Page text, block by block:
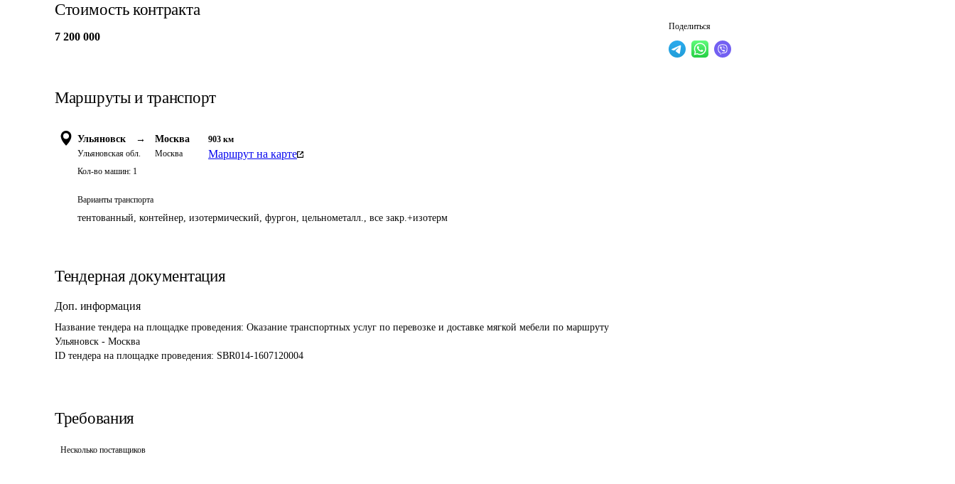
Поделиться
Стоимость контракта
7 200 000
Маршруты и транспорт
Ульяновск →
Ульяновская обл.
Москва
Москва
903 км
Маршрут на карте
Кол-во машин: 1
Варианты транспорта
тентованный, контейнер, изотермический, фургон, цельнометалл., все закр.+изотерм
Тендерная документация
Доп. информация
Название тендера на площадке проведения: Оказание транспортных услуг по перевозке и доставке мягкой мебели по маршруту
Ульяновск - Москва
ID тендера на площадке проведения: SBR014-1607120004
Требования
Несколько поставщиков